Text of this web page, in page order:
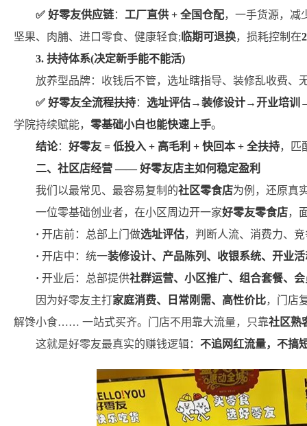
✅ 好零友供应链： 工厂直供 + 全国仓配，一手货源，减
坚果、肉脯、进口零食、健康轻食; 临期可退换，损耗控制在
3. 扶持体系(决定新手能不能活)
放养型品牌：收钱后不管，选址瞎指导、装修乱收费、
✅ 好零友全流程扶持： 选址评估→装修设计→开业培
学院持续赋能， 零基础小白也能快速上手。
结论： 好零友 = 低投入 + 高毛利 + 快回本 + 全扶持，匹
二、社区店经营 —— 好零友店主如何稳定盈利
我们以最常见、最容易复制的社区零食店为例，还原真
一位零基础创业者，在小区周边开一家好零友零食店，
· 开店前：总部上门做选址评估，判断人流、消费力、
· 开店中：统一装修设计、产品陈列、收银系统、开业活
· 开业后：总部提供社群运营、小区推广、组合套餐、
因为好零友主打家庭消费、日常刚需、高性价比，门店
解馋小食…… 一站式买齐。门店不用靠大流量，只靠社区熟
这就是好零友最真实的赚钱逻辑： 不追网红流量，不搞